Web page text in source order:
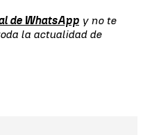
de WhatsApp y no te
la actualidad de